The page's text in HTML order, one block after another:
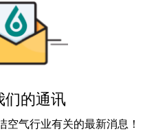
们的通讯
空气行业有关的最新消息！